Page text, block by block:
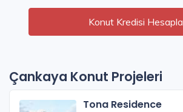
Konut Kredisi Hesapla
Çankaya Konut Projeleri
Tona Residence